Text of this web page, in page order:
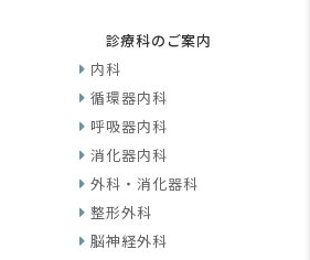
診療科のご案内
内科
循環器内科
呼吸器内科
消化器内科
外科・消化器科
整形外科
脳神経外科